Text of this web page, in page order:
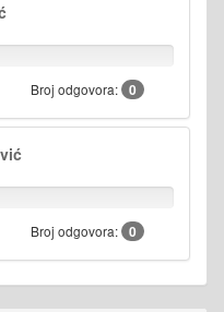
Broj odgovora: 0
Broj odgovora: 0